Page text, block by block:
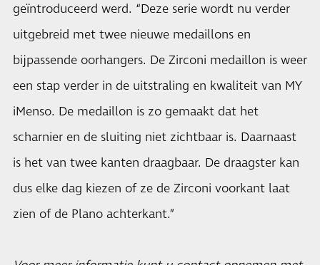
geïntroduceerd werd. “Deze serie wordt nu verder
uitgebreid met twee nieuwe medaillons en
bijpassende oorhangers. De Zirconi medaillon is weer
een stap verder in de uitstraling en kwaliteit van MY
iMenso. De medaillon is zo gemaakt dat het
scharnier en de sluiting niet zichtbaar is. Daarnaast
is het van twee kanten draagbaar. De draagster kan
dus elke dag kiezen of ze de Zirconi voorkant laat
zien of de Plano achterkant.”